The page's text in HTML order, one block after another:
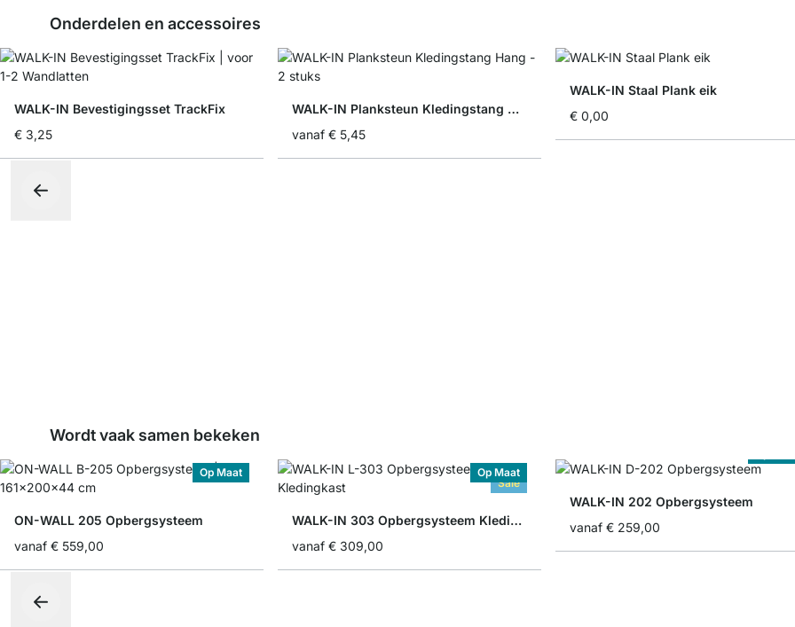
Onderdelen en accessoires
WALK-IN Bevestigingsset TrackFix
€ 3,25
WALK-IN Planksteun Kledingstang Hang - 2 stuks
vanaf € 5,45
WALK-IN Staal Plank eik
€ 0,00
Wordt vaak samen bekeken
Op Maat
ON-WALL 205 Opbergsysteem
vanaf € 559,00
Sale
Op Maat
WALK-IN 303 Opbergsysteem Kledingkast
vanaf € 309,00
WALK-IN 202 Opbergsysteem
vanaf € 259,00